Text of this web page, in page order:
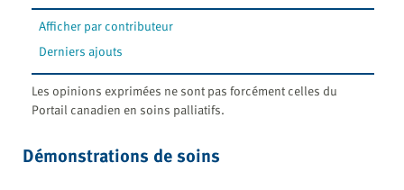
Afficher par contributeur
Derniers ajouts
Les opinions exprimées ne sont pas forcément celles du
Portail canadien en soins palliatifs.
Démonstrations de soins